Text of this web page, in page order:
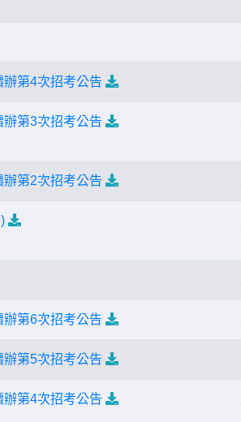
第4次招考公告
第3次招考公告
第2次招考公告
第6次招考公告
第5次招考公告
第4次招考公告